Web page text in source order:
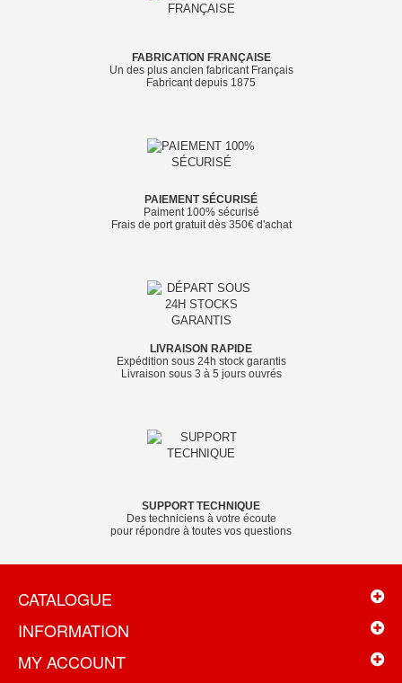
FABRICATION FRANÇAISE
Un des plus ancien fabricant Français
Fabricant depuis 1875
PAIEMENT SÉCURISÉ
Paiment 100% sécurisé
Frais de port gratuit dès 350€ d'achat
LIVRAISON RAPIDE
Expédition sous 24h stock garantis
Livraison sous 3 à 5 jours ouvrés
SUPPORT TECHNIQUE
Des techniciens à votre écoute
pour répondre à toutes vos questions
CATALOGUE
INFORMATION
MY ACCOUNT